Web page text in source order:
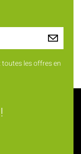
les offres en